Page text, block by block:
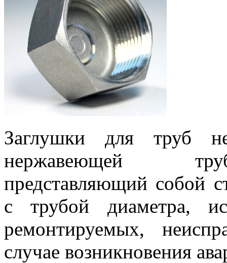
Заглушки для труб
нержавеющей
представляющий собой
с трубой диаметра,
ремонтируемых,
случае возникновения